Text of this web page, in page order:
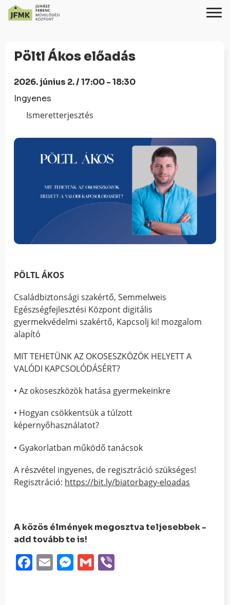
Content
navigációhoz
Pöltl Ákos előadás
2026. június 2. / 17:00 - 18:30
Ingyenes
Ismeretterjesztés
PÖLTL ÁKOS
Családbiztonsági szakértő, Semmelweis
Egészségfejlesztési Központ digitális
gyermekvédelmi szakértő, Kapcsolj ki! mozgalom
alapító
MIT TEHETÜNK AZ OKOSESZKÖZÖK HELYETT A
VALÓDI KAPCSOLÓDÁSÉRT?
• Az okoseszközök hatása gyermekeinkre
• Hogyan csökkentsük a túlzott
képernyőhasználatot?
• Gyakorlatban működő tanácsok
A részvétel ingyenes, de regisztráció szükséges!
Regisztráció: https://bit.ly/biatorbagy-eloadas
A közös élmények megosztva teljesebbek -
add tovább te is!
Facebook
EmailMessenger
Gmail